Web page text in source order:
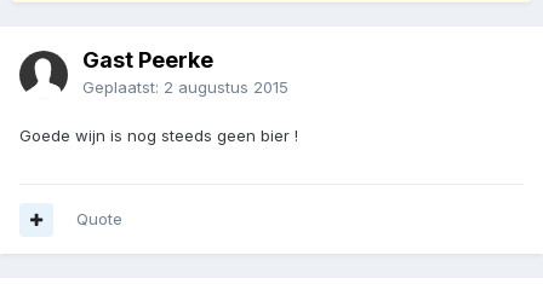
Gast Peerke
Geplaatst: 2 augustus 2015
Goede wijn is nog steeds geen bier !
Quote